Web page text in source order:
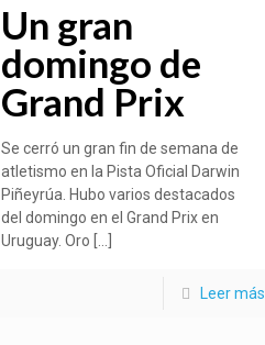
Un gran
domingo de
Grand Prix
Se cerró un gran fin de semana de
atletismo en la Pista Oficial Darwin
Piñeyrúa. Hubo varios destacados
del domingo en el Grand Prix en
Uruguay. Oro […]
Leer más